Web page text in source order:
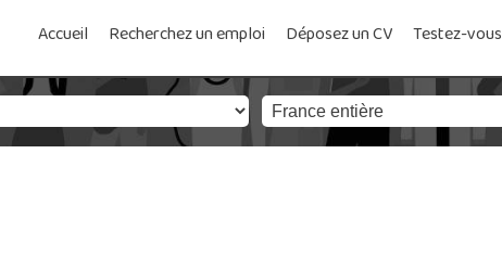
Accueil Recherchez un emploi Déposez un CV Testez-vous